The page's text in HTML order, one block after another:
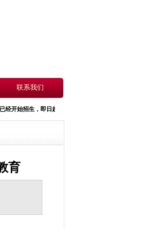
联系我们
始招生，即日起开始报名，详情请看招生简章.报名咨
育